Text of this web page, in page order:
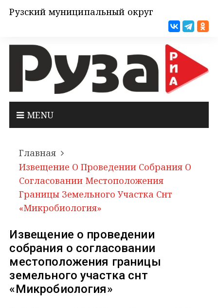
Рузский муниципальный округ
MENU
Главная
Извещение О Проведении Собрания О
Согласовании Местоположения
Границы Земельного Участка Снт
«Микробиология»
Извещение о проведении
собрания о согласовании
местоположения границы
земельного участка снт
«Микробиология»